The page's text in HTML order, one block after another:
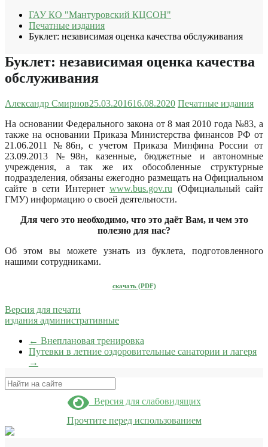
ГАУ КО "Мантуровский КЦСОН"
Печатные издания
Буклет: независимая оценка качества обслуживания
Буклет: независимая оценка качества
обслуживания
Александр Смирнов25.03.201616.08.2020 Печатные издания
На основании Федерального закона от 8 мая 2010 года №83, а
также на основании Приказа Министерства финансов РФ от
21.06.2011 №86н, с учетом Приказа Минфина России от
23.09.2013 №98н, казенные, бюджетные и автономные
учреждения, а так же их обособленные структурные
подразделения, обязаны ежегодно размещать на Официальном
сайте в сети Интернет www.bus.gov.ru (Официальный сайт
ГМУ) информацию о своей деятельности.
Для чего это необходимо, что это даёт Вам, и чем это
полезно для нас?
Об этом вы можете узнать из буклета, подготовленного
нашими сотрудниками.
скачать (PDF)
Версия для печати
издания административные
← Внеплановая тренировка
Путевки в летние оздоровительные санатории и лагеря
→
Поиск
Версия для слабовидящих
Прочтите перед использованием